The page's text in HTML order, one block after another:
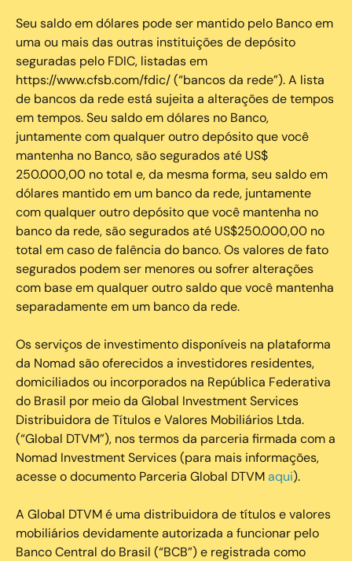
Seu saldo em dólares pode ser mantido pelo Banco em
uma ou mais das outras instituições de depósito
seguradas pelo FDIC, listadas em
https://www.cfsb.com/fdic/ (“bancos da rede”). A lista
de bancos da rede está sujeita a alterações de tempos
em tempos. Seu saldo em dólares no Banco,
juntamente com qualquer outro depósito que você
mantenha no Banco, são segurados até US$
250.000,00 no total e, da mesma forma, seu saldo em
dólares mantido em um banco da rede, juntamente
com qualquer outro depósito que você mantenha no
banco da rede, são segurados até US$250.000,00 no
total em caso de falência do banco. Os valores de fato
segurados podem ser menores ou sofrer alterações
com base em qualquer outro saldo que você mantenha
separadamente em um banco da rede.
Os serviços de investimento disponíveis na plataforma
da Nomad são oferecidos a investidores residentes,
domiciliados ou incorporados na República Federativa
do Brasil por meio da Global Investment Services
Distribuidora de Títulos e Valores Mobiliários Ltda.
(“Global DTVM”), nos termos da parceria firmada com a
Nomad Investment Services (para mais informações,
acesse o documento Parceria Global DTVMaqui).
A Global DTVM é uma distribuidora de títulos e valores
mobiliários devidamente autorizada a funcionar pelo
Banco Central do Brasil (“BCB”) e registrada como